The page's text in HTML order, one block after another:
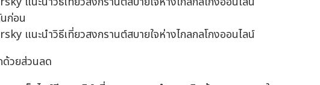
ก่อน
ด้วยส่วนลด